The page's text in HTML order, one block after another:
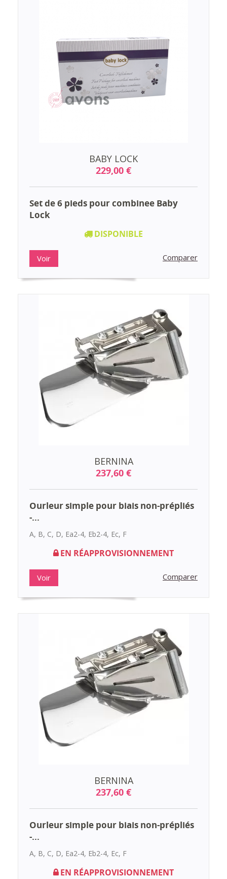
BABY LOCK
229,00 €
Set de 6 pieds pour combinee Baby
Lock
DISPONIBLE
Voir Comparer
BERNINA
237,60 €
Ourleur simple pour biais non-prépliés
-...
A, B, C, D, Ea2-4, Eb2-4, Ec, F
EN RÉAPPROVISIONNEMENT
Voir Comparer
BERNINA
237,60 €
Ourleur simple pour biais non-prépliés
-...
A, B, C, D, Ea2-4, Eb2-4, Ec, F
EN RÉAPPROVISIONNEMENT